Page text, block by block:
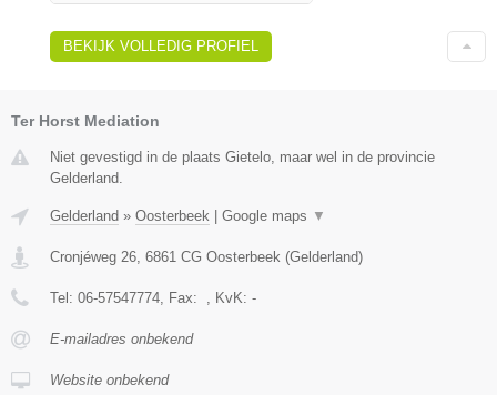
BEKIJK VOLLEDIG PROFIEL
Ter Horst Mediation
Niet gevestigd in de plaats Gietelo, maar wel in de provincie
Gelderland.
Gelderland » Oosterbeek | Google maps ▼
Cronjéweg 26 6861 CG Oosterbeek (Gelderland)
Tel: 06-57547774 , Fax: , KvK: -
E-mailadres onbekend
Website onbekend